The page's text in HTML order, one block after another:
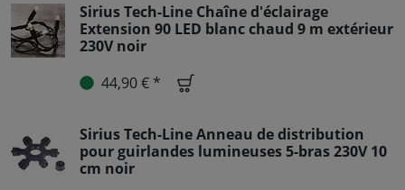
Sirius Tech-Line Chaîne d'éclairage
Extension 90 LED blanc chaud 9 m extérieur
230V noir
44,90 € *
Sirius Tech-Line Anneau de distribution
pour guirlandes lumineuses 5-bras 230V 10
cm noir